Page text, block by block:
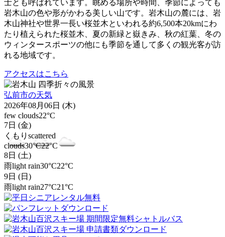
士とも呼ばれています。眺める場所や時間、季節によっても
岩木山の色や形がかわる美しい山です。岩木山の麓には、岩
木山神社や世界一長い桜並木といわれる約6,500本20kmにわ
たり植えられた桜並木、夏の新緑と嶽きみ、秋の紅葉、冬の
ウィンタースポーツの他にも季節を通して多くの観光客が訪
れる地域です。
アクセスはこちら
弘前市の天気
2026年08月06日 (木)
few clouds22°C
7日 (金)
くもり scattered
clouds30°C22°C
8日 (土)
雨light rain30°C22°C
9日 (日)
雨light rain27°C21°C